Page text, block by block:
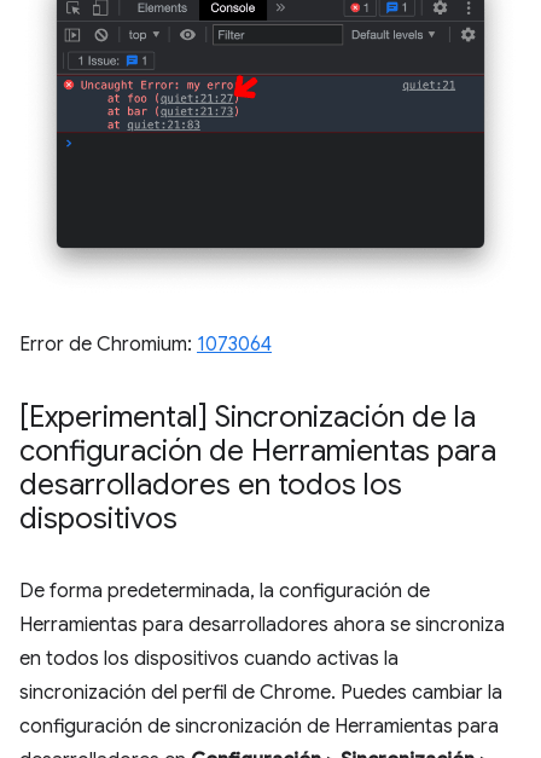
Error de Chromium: 1073064
[Experimental] Sincronización de la
configuración de Herramientas para
desarrolladores en todos los
dispositivos
De forma predeterminada, la configuración de
Herramientas para desarrolladores ahora se sincroniza
en todos los dispositivos cuando activas la
sincronización del perfil de Chrome. Puedes cambiar la
configuración de sincronización de Herramientas para